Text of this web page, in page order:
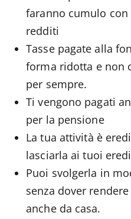
faranno cumulo
redditi
Tasse pagate alla
forma ridotta e non
per sempre.
Ti vengono pagati
per la pensione
La tua attività è
lasciarla ai tuoi eredi
Puoi svolgerla in
senza dover
anche da casa.